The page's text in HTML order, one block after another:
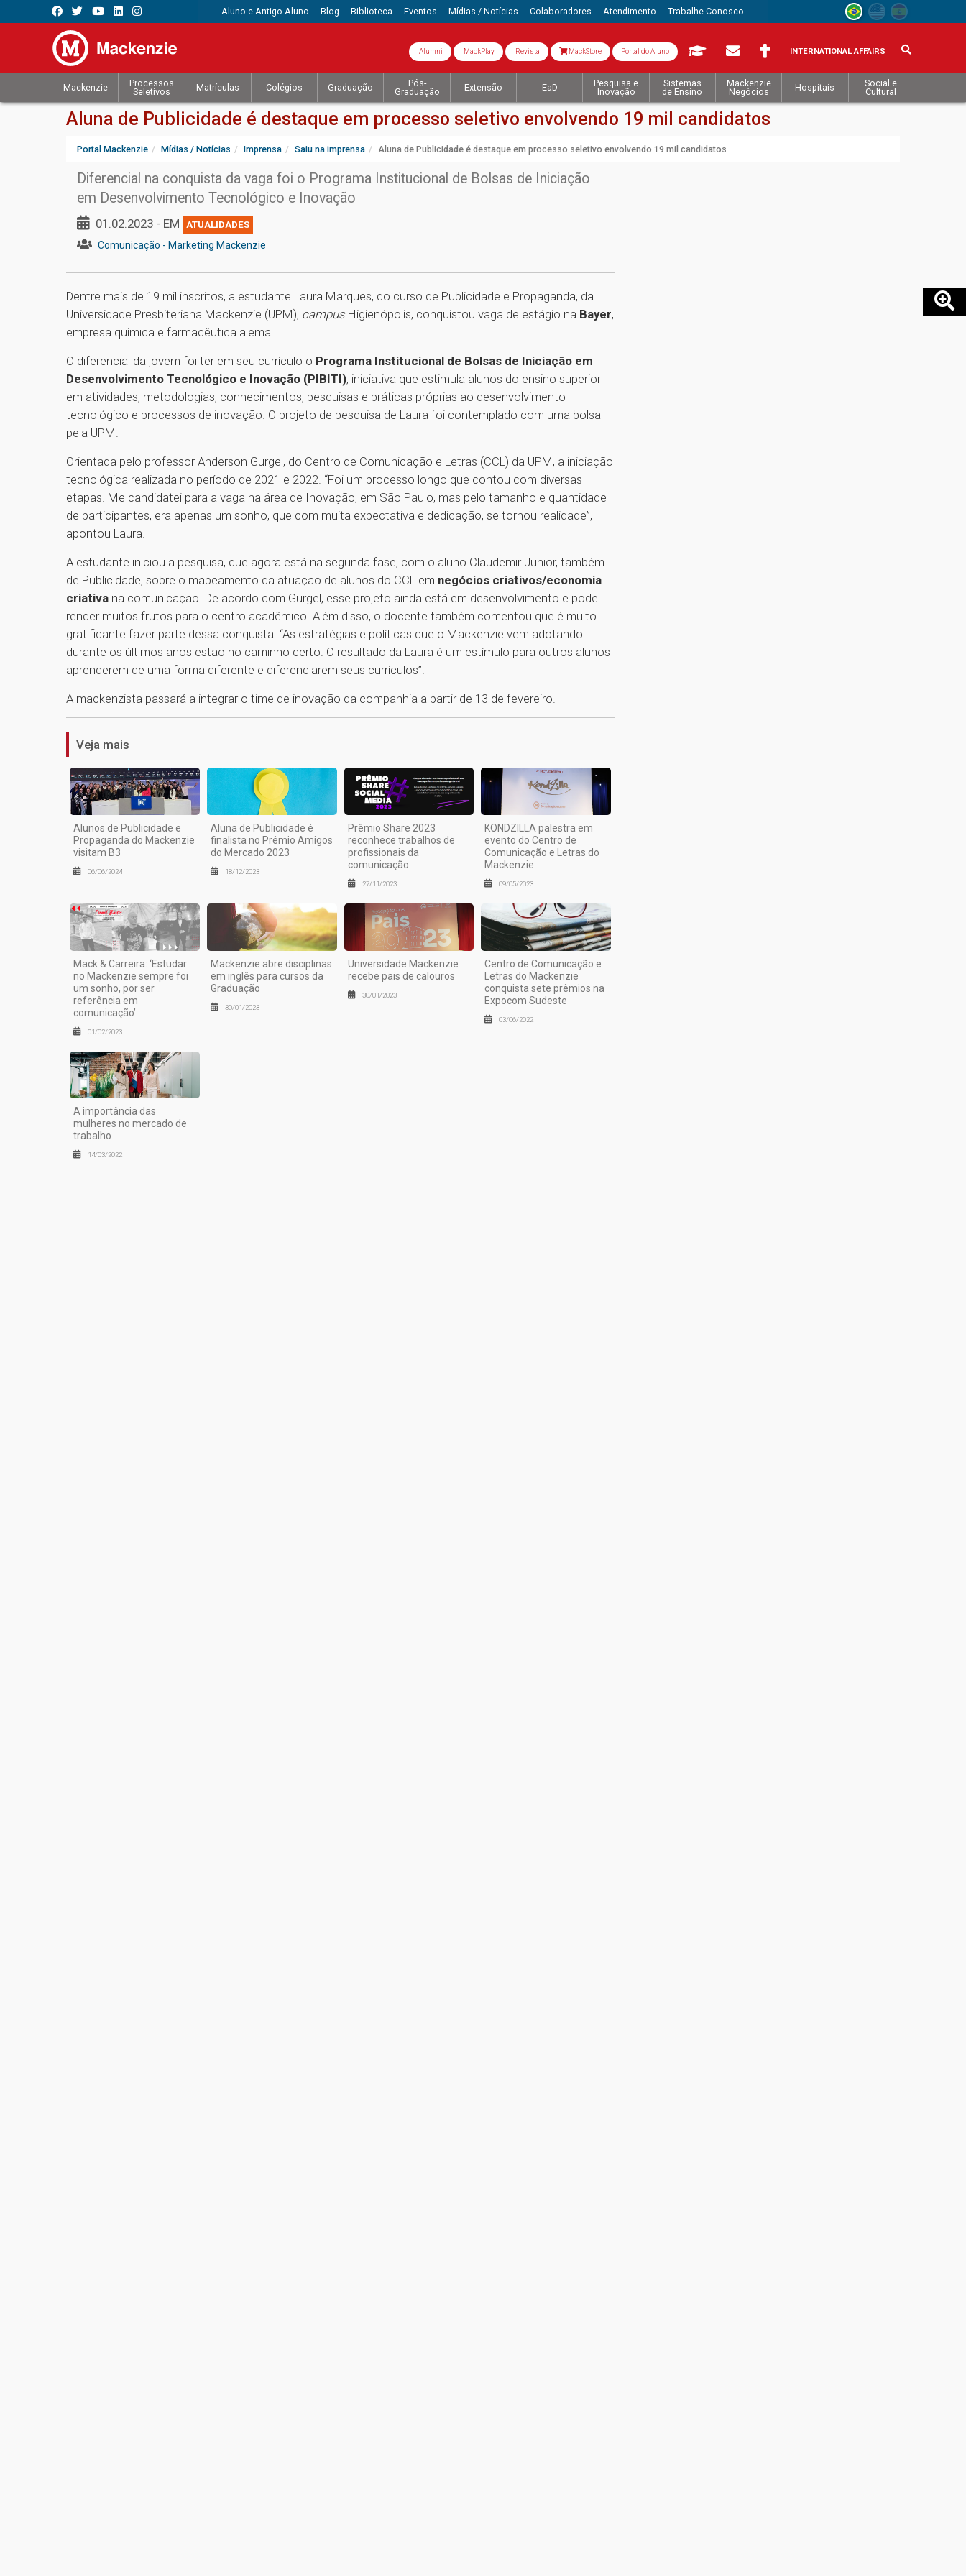
Aluno e Antigo Aluno Blog Biblioteca Eventos Mídias / Notícias Colaboradores Atendimento Trabalhe Conosco
Alumni MackPlay Revista MackStore Portal do Aluno INTERNATIONAL AFFAIRS
Mackenzie
Processos
Seletivos
Matrículas Colégios Graduação
Pós-
Graduação
Extensão EaD
Pesquisa e
Inovação
Sistemas
de Ensino
Mackenzie
Negócios
Hospitais
Social e
Cultural
Aluna de Publicidade é destaque em processo seletivo envolvendo 19 mil candidatos
Portal Mackenzie Mídias / Notícias Imprensa Saiu na imprensa Aluna de Publicidade é destaque em processo seletivo envolvendo 19 mil candidatos
Diferencial na conquista da vaga foi o Programa Institucional de Bolsas de Iniciação
em Desenvolvimento Tecnológico e Inovação
01.02.2023 - EM ATUALIDADES
Comunicação - Marketing Mackenzie
Dentre mais de 19 mil inscritos, a estudante Laura Marques, do curso de Publicidade e Propaganda, da
Universidade Presbiteriana Mackenzie (UPM), campus Higienópolis, conquistou vaga de estágio na Bayer,
empresa química e farmacêutica alemã.
O diferencial da jovem foi ter em seu currículo o Programa Institucional de Bolsas de Iniciação em
Desenvolvimento Tecnológico e Inovação (PIBITI), iniciativa que estimula alunos do ensino superior
em atividades, metodologias, conhecimentos, pesquisas e práticas próprias ao desenvolvimento
tecnológico e processos de inovação. O projeto de pesquisa de Laura foi contemplado com uma bolsa
pela UPM.
Orientada pelo professor Anderson Gurgel, do Centro de Comunicação e Letras (CCL) da UPM, a iniciação
tecnológica realizada no período de 2021 e 2022. “Foi um processo longo que contou com diversas
etapas. Me candidatei para a vaga na área de Inovação, em São Paulo, mas pelo tamanho e quantidade
de participantes, era apenas um sonho, que com muita expectativa e dedicação, se tornou realidade”,
apontou Laura.
A estudante iniciou a pesquisa, que agora está na segunda fase, com o aluno Claudemir Junior, também
de Publicidade, sobre o mapeamento da atuação de alunos do CCL em negócios criativos/economia
criativa na comunicação. De acordo com Gurgel, esse projeto ainda está em desenvolvimento e pode
render muitos frutos para o centro acadêmico. Além disso, o docente também comentou que é muito
gratificante fazer parte dessa conquista. “As estratégias e políticas que o Mackenzie vem adotando
durante os últimos anos estão no caminho certo. O resultado da Laura é um estímulo para outros alunos
aprenderem de uma forma diferente e diferenciarem seus currículos”.
A mackenzista passará a integrar o time de inovação da companhia a partir de 13 de fevereiro.
Veja mais
Alunos de Publicidade e
Propaganda do Mackenzie
visitam B3
06/06/2024
Aluna de Publicidade é
finalista no Prêmio Amigos
do Mercado 2023
18/12/2023
Prêmio Share 2023
reconhece trabalhos de
profissionais da
comunicação
27/11/2023
KONDZILLA palestra em
evento do Centro de
Comunicação e Letras do
Mackenzie
09/05/2023
Mack & Carreira: ‘Estudar
no Mackenzie sempre foi
um sonho, por ser
referência em
comunicação’
01/02/2023
Mackenzie abre disciplinas
em inglês para cursos da
Graduação
30/01/2023
Universidade Mackenzie
recebe pais de calouros
30/01/2023
Centro de Comunicação e
Letras do Mackenzie
conquista sete prêmios na
Expocom Sudeste
03/06/2022
A importância das
mulheres no mercado de
trabalho
14/03/2022